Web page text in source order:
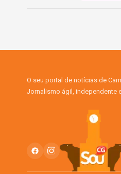
O seu portal de notícias de
Jornalismo ágil, independente